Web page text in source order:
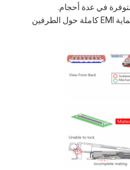
لتمكين التوجيه الأسهل. يقدم النظام حماية EMI كاملة حول الطرفين